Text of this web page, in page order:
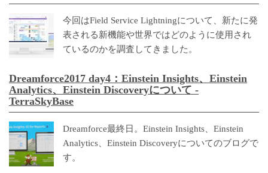
今回はField Service Lightningについて、新たに発
表される新機能や世界ではどのように使用され
ているのかを調査してきました。
Dreamforce2017 day4：Einstein Insights、Einstein
Analytics、Einstein Discoveryについて -
TerraSkyBase
Dreamforce最終日。Einstein Insights、Einstein
Analytics、Einstein Discoveryについてのブログで
す。